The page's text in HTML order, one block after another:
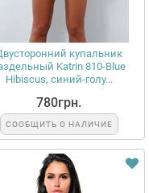
купальник
Katrin 810-Blue
Hibiscus, синий-голу...
780грн.
СООБЩИТЬ О НАЛИЧИЕ